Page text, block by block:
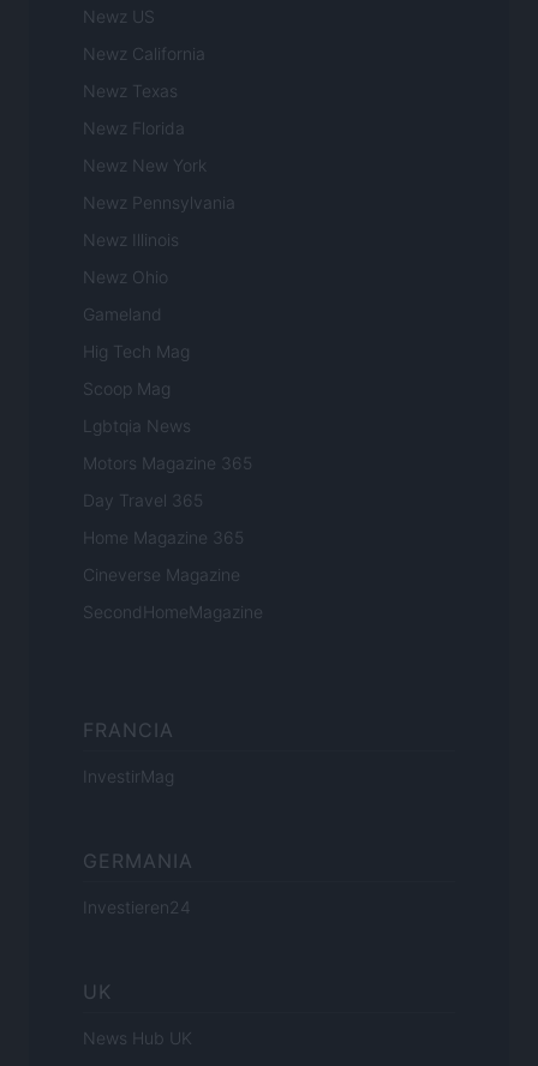
Newz US
Newz California
Newz Texas
Newz Florida
Newz New York
Newz Pennsylvania
Newz Illinois
Newz Ohio
Gameland
Hig Tech Mag
Scoop Mag
Lgbtqia News
Motors Magazine 365
Day Travel 365
Home Magazine 365
Cineverse Magazine
SecondHomeMagazine
FRANCIA
InvestirMag
GERMANIA
Investieren24
UK
News Hub UK